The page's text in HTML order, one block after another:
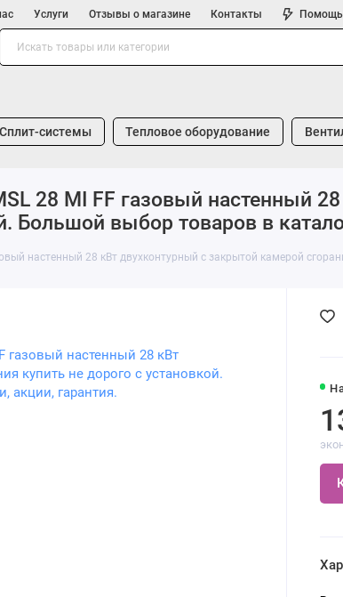
Услуги Отзывы о магазине Контакты Помощь
Сплит-системы Тепловое оборудование
28 MI FF газовый настенный
Большой выбор товаров в
настенный 28 кВт двухконтурный с закрытой камерой